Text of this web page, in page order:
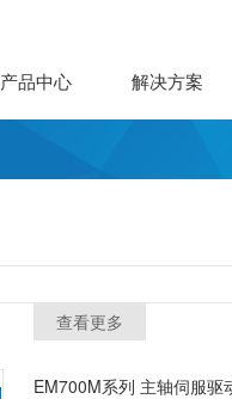
产品中心 解决方案
查看更多
EM700M系列 主轴伺服驱